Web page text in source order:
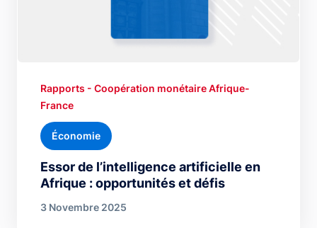
Essor de l’intelligence artificielle en
Afrique : opportunités et défis
Rapports - Coopération monétaire Afrique-
France
Économie
3 Novembre 2025